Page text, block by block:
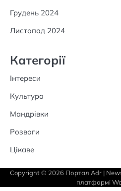
Грудень 2024
Листопад 2024
Категорії
Інтереси
Культура
Мандрівки
Розваги
Цікаве
Copyright © 2026 Портал Adr |
платформі